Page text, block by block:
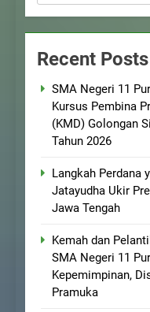
Recent Posts
SMA Negeri 11
Kursus Pembina
(KMD) Golongan
Tahun 2026
Langkah Perdana
Jatayudha Ukir
Jawa Tengah
Kemah dan
SMA Negeri 11
Kepemimpinan,
Pramuka